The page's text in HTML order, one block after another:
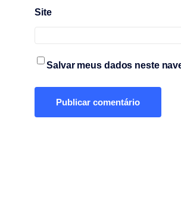
Site
Salvar meus dados neste